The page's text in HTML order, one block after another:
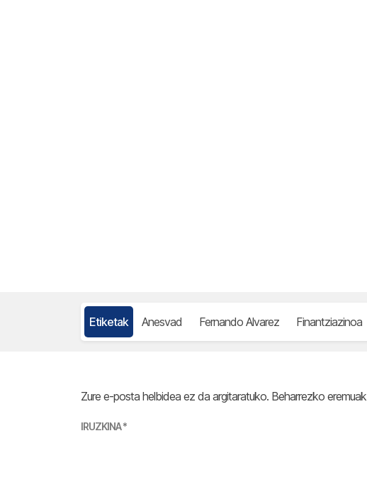
Etiketak Anesvad Fernando Alvarez Finantziazinoa
Zure e-posta helbidea ez da argitaratuko. Beharrezko eremuak
IRUZKINA*